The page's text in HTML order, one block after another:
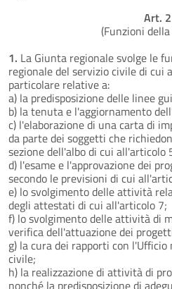
Art. 2
(Funzioni
1. La Giunta regionale svolge le
regionale del servizio civile di cui
particolare relative a:
a) la predisposizione delle linee
b) la tenuta e l'aggiornamento
c) l'elaborazione di una carta di
da parte dei soggetti che
sezione dell'albo di cui all'articolo
d) l'esame e l'approvazione dei
secondo le previsioni di cui
e) lo svolgimento delle attività
degli attestati di cui all'articolo 7;
f) lo svolgimento delle attività di
verifica dell'attuazione dei
g) la cura dei rapporti con
civile;
h) la realizzazione di attività di
nonché la predisposizione di